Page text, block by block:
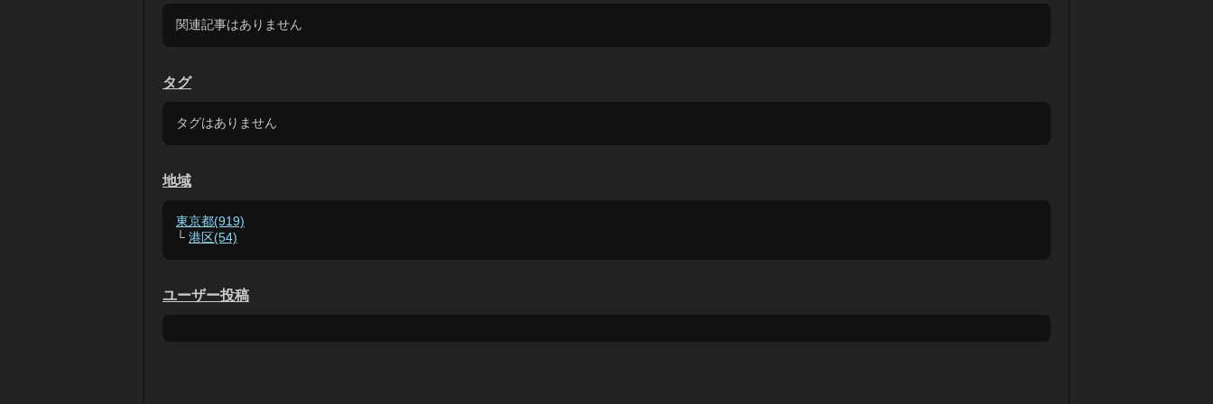
関連記事はありません
タグ
タグはありません
地域
東京都(919)
└ 港区(54)
ユーザー投稿